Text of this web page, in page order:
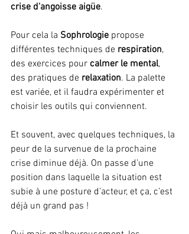
crise d'angoisse aigüe.
Pour cela la Sophrologie propose
différentes techniques de respiration,
des exercices pour calmer le mental,
des pratiques de relaxation. La palette
est variée, et il faudra expérimenter et
choisir les outils qui conviennent.
Et souvent, avec quelques techniques, la
peur de la survenue de la prochaine
crise diminue déjà. On passe d’une
position dans laquelle la situation est
subie à une posture d’acteur, et ça, c’est
déjà un grand pas !